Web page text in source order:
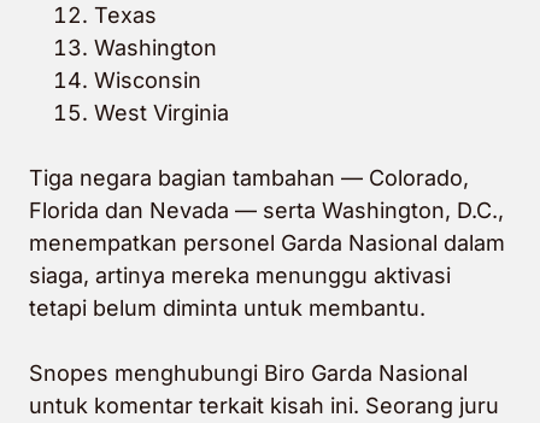
Texas
Washington
Wisconsin
West Virginia
Tiga negara bagian tambahan — Colorado,
Florida dan Nevada — serta Washington, D.C.,
menempatkan personel Garda Nasional dalam
siaga, artinya mereka menunggu aktivasi
tetapi belum diminta untuk membantu.
Snopes menghubungi Biro Garda Nasional
untuk komentar terkait kisah ini. Seorang juru